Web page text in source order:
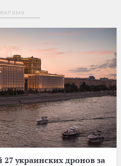
украинских дронов за